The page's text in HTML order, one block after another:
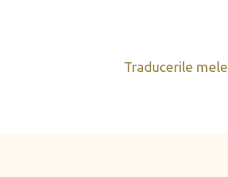
Traducerile mele